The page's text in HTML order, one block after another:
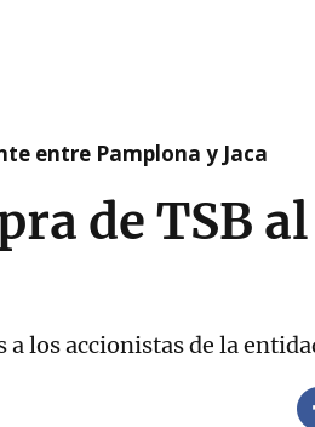
entre Pamplona y Jaca
de TSB al
los accionistas de la